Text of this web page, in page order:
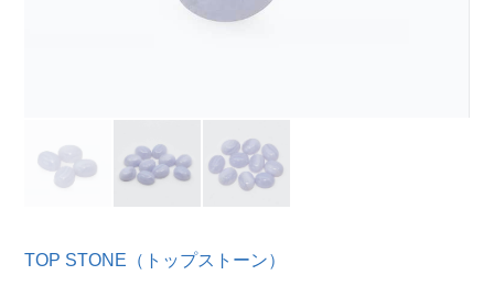
TOP STONE（トップストーン）